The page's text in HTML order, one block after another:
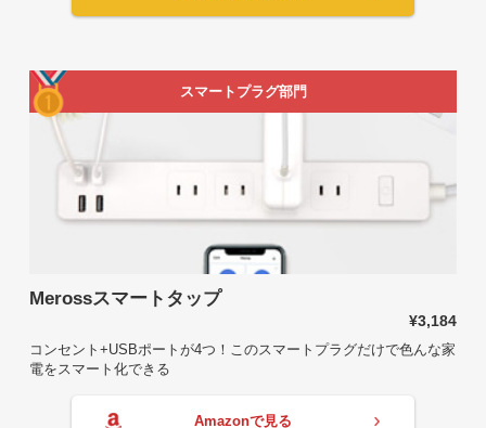
スマートプラグ部門
Merossスマートタップ
¥3,184
コンセント+USBポートが4つ！このスマートプラグだけで色んな家
電をスマート化できる
Amazonで見る